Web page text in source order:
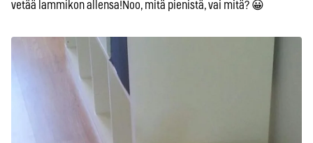
vetää lammikon allensa!Noo, mitä pienistä, vai mitä? 😀